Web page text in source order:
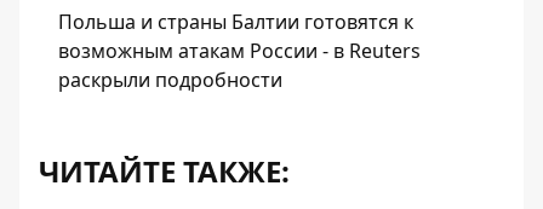
Польша и страны Балтии готовятся к
возможным атакам России - в Reuters
раскрыли подробности
ЧИТАЙТЕ ТАКЖЕ: